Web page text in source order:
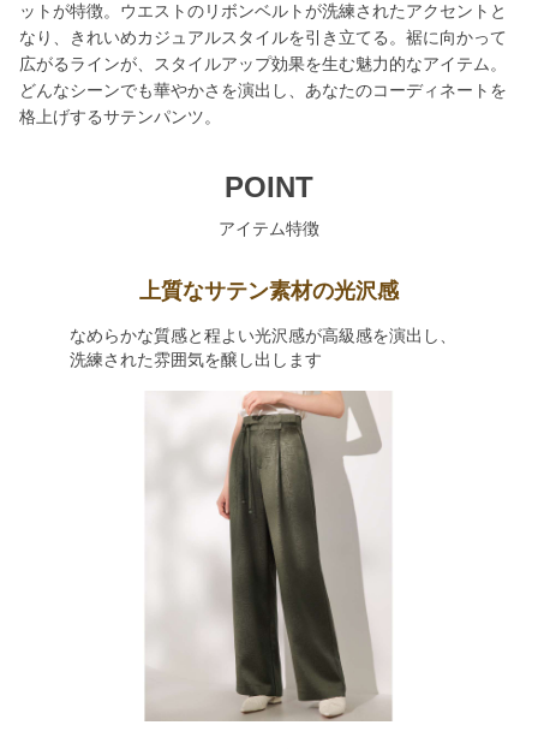
ットが特徴。ウエストのリボンベルトが洗練されたアクセントと
なり、きれいめカジュアルスタイルを引き立てる。裾に向かって
広がるラインが、スタイルアップ効果を生む魅力的なアイテム。
どんなシーンでも華やかさを演出し、あなたのコーディネートを
格上げするサテンパンツ。
POINT
アイテム特徴
上質なサテン素材の光沢感
なめらかな質感と程よい光沢感が高級感を演出し、
洗練された雰囲気を醸し出します